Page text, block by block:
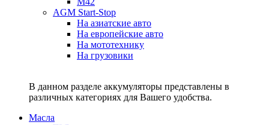
AGM Start-Stop
На азиатские авто
На европейские авто
На мототехнику
На грузовики
В данном разделе аккумуляторы представлены в
различных категориях для Вашего удобства.
Масла